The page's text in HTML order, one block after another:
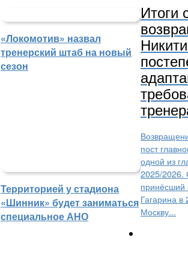
«Локомотив» назвал
тренерский штаб на новый
сезон
Территорией у стадиона
«Шинник» будет заниматься
специальное АНО
Итоги
пост
одной из
2025/2026.
принёсший
Гагарина в
Москву...